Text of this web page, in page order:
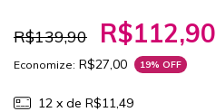
R$139,90 R$112,90
Economize: R$27,00 19% OFF
12 x de R$11,49